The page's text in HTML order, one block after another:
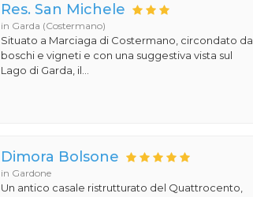
Res. San Michele
in Garda (Costermano)
Situato a Marciaga di Costermano, circondato da
boschi e vigneti e con una suggestiva vista sul
Lago di Garda, il...
Dimora Bolsone
in Gardone
Un antico casale ristrutturato del Quattrocento,